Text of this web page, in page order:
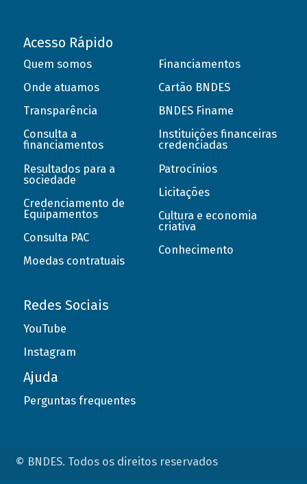
Acesso Rápido
Quem somos
Onde atuamos
Transparência
Consulta a
financiamentos
Resultados para a
sociedade
Credenciamento de
Equipamentos
Consulta PAC
Moedas contratuais
Financiamentos
Cartão BNDES
BNDES Finame
Instituições financeiras
credenciadas
Patrocínios
Licitações
Cultura e economia
criativa
Conhecimento
Redes Sociais
YouTube
Instagram
Ajuda
Perguntas frequentes
© BNDES. Todos os direitos reservados